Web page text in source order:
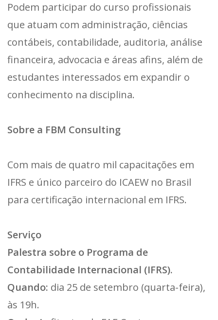
Podem participar do curso profissionais
que atuam com administração, ciências
contábeis, contabilidade, auditoria, análise
financeira, advocacia e áreas afins, além de
estudantes interessados em expandir o
conhecimento na disciplina.
Sobre a FBM Consulting
Com mais de quatro mil capacitações em
IFRS e único parceiro do ICAEW no Brasil
para certificação internacional em IFRS.
Serviço
Palestra sobre o Programa de
Contabilidade Internacional (IFRS).
Quando: dia 25 de setembro (quarta-feira),
às 19h.